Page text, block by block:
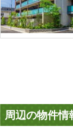
周辺の物件情